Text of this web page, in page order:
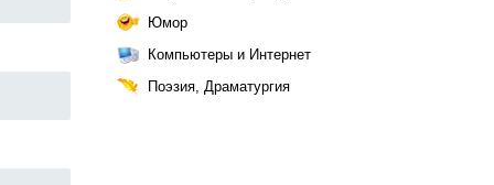
Юмор
Компьютеры и Интернет
Поэзия, Драматургия